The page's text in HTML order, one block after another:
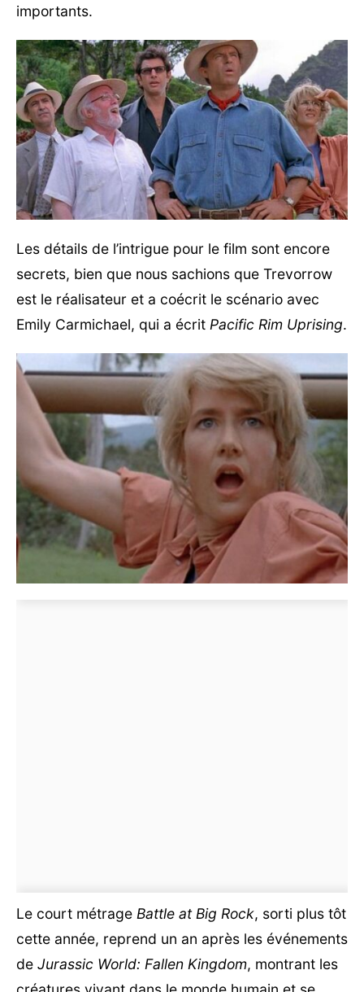
importants.
Les détails de l’intrigue pour le film sont encore
secrets, bien que nous sachions que Trevorrow
est le réalisateur et a coécrit le scénario avec
Emily Carmichael, qui a écrit Pacific Rim Uprising.
Le court métrage Battle at Big Rock, sorti plus tôt
cette année, reprend un an après les événements
de Jurassic World: Fallen Kingdom, montrant les